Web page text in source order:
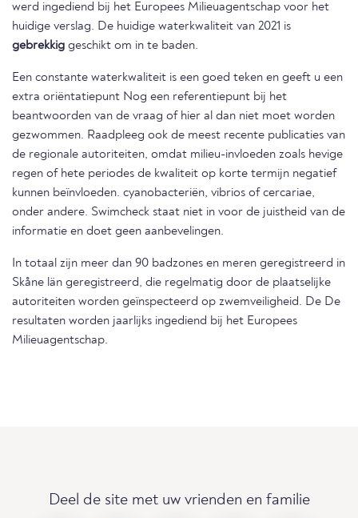
werd ingediend bij het Europees Milieuagentschap voor het
huidige verslag. De huidige waterkwaliteit van 2021 is
gebrekkig geschikt om in te baden.
Een constante waterkwaliteit is een goed teken en geeft u een
extra oriëntatiepunt Nog een referentiepunt bij het
beantwoorden van de vraag of hier al dan niet moet worden
gezwommen. Raadpleeg ook de meest recente publicaties van
de regionale autoriteiten, omdat milieu-invloeden zoals hevige
regen of hete periodes de kwaliteit op korte termijn negatief
kunnen beïnvloeden. cyanobacteriën, vibrios of cercariae,
onder andere. Swimcheck staat niet in voor de juistheid van de
informatie en doet geen aanbevelingen.
In totaal zijn meer dan 90 badzones en meren geregistreerd in
Skåne län geregistreerd, die regelmatig door de plaatselijke
autoriteiten worden geïnspecteerd op zwemveiligheid. De De
resultaten worden jaarlijks ingediend bij het Europees
Milieuagentschap.
Deel de site met uw vrienden en familie